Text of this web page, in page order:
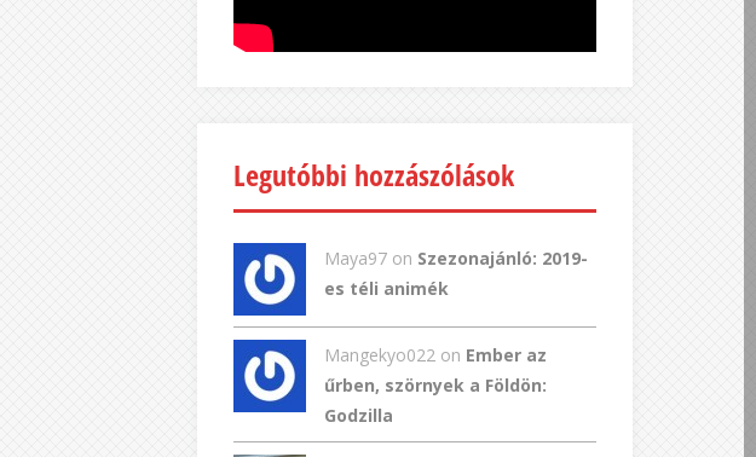
Legutóbbi hozzászólások
Maya97 on Szezonajánló: 2019-
es téli animék
Mangekyo022 on Ember az
űrben, szörnyek a Földön:
Godzilla